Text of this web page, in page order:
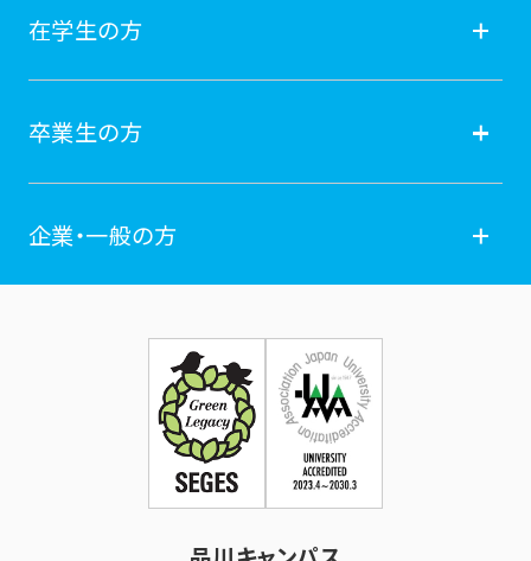
オープンキャンパス
保護者の方
学費納付金・奨学金
証明書発行手続き
在学生の方
在学生の方
学年暦
証明書発行・各種手続き
シラバス (講義案内)
卒業生の方
卒業生の方
住所等登録内容の変更
企業・一般の方
科目等履修生制度のご案内